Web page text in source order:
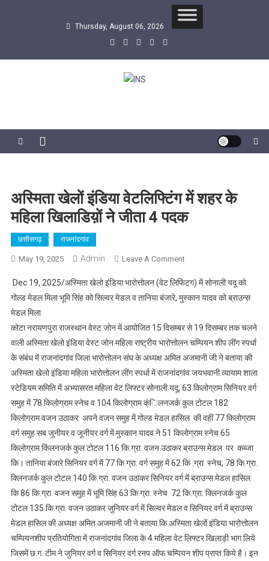
Thursday, August 06, 2026
अस्मिता खेलों इंडिया वेटलिफ्टिंग में शहर के
महिला खिलाडिय़ों ने जीता 4 पदक
छत्तीसगढ़ राजनांदगांव
May 19, 2025 Admin Leave A CommentOn
खेलों
इंडिया
में
शहर
के
महिला
खिलाडिय़ों
जीता
पदक
Dec 19, 2025/अस्मिता खेलो इंडिया भारोत्तोलन (वेट लिफिंटग) में सोनाली यदू को
गोल्ड मेडल मिला भूमि सिंह को सिल्वर मेडल व तानिया बंजारे, मुस्कान यादव को ब्राउन्स
मेडल मिला
कोटा नरायणपुरा राजस्थान वेस्ट जोन में आयोजित 15 दिसम्बर से 19 दिसम्बर तक चलने
वाली अस्मिता खेलो इंडिया वेस्ट जोन महिला राष्ट्रीय भारोत्तोलन चम्पियन शीप लींग स्पर्धा
के संबंध में राजनांदगांव जिला भारोत्तोलन संघ के अध्यक्ष अमित अजमानी जी ने बताया की
अस्मिता खेलो इंडिया महिला भारोत्तोलन लींग स्पर्धा में राजनांदगांव जयभवानी व्यायाम शाला
स्टेडियम समिति में अभ्यासरत महिला वेट लिफ्टर सोनाली यदू, 63 किलोग्राम सिनियर वर्ग
समुह में 78 किलोग्राम स्नेच व 104 किलोग्राम क्ंिलनजर्क कुल टोटल 182
किलोग्राम वजन उठाकर अपने वजन समुह में गोल्ड मेडल हासिल की वहीं 77 किलोग्राम
वर्ग समुह सब जूनीयर व जूनीयर वर्ग में मुस्कान यादव ने 51 किलोग्राम स्नेच 65
किलोग्राम किंलनजर्क कुल टोटल 116 कि.ग्रा. वजन उठाकर ब्राउन्स मेडल पर कब्जा
कि। तानिया बंजारे सिनियर वर्ग में 77 कि.ग्रा. वर्ग समुह में 62 कि .ग्रा. स्नेच, 78 कि.ग्रा.
क्लिनजर्क कुल टोटल 140 कि.ग्रा. वजन उठाकर सिनियर वर्ग में ब्राउन्स मेडल हासिल
कि 86 कि.ग्रा. वजन समुह में भूमि सिंह 63 कि.ग्रा. स्नेच 72 कि.ग्रा. क्लिनजर्क कुल
टोटल 135 कि.ग्रा. वजन उठाकर जुनियर वर्ग में सिल्वर मेडल व सिनियर वर्ग में ब्राउन्स
मेडल हासिल की अध्यक्ष अमित अजमानी जी ने बताया कि अस्मिता खेलों इंडिया भारोत्तोलन
चम्पियनशीप प्रतियोगिता में राजनांदगांव जिला के 4 महिला वेट लिफ्टर खिलाड़ी भाग लिये
जिसमें छ.ग. टीम ने जुनियर वर्ग व सिनियर वर्ग रनप ऑफ चम्पियन शीप प्राप्त किये है। इन